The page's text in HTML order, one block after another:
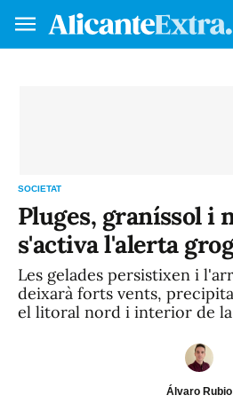
SOCIETAT
Pluges, graníssol i
s'activa l'alerta
Les gelades persistixen i
deixarà forts vents,
el litoral nord i interior de
Álvaro Rubio